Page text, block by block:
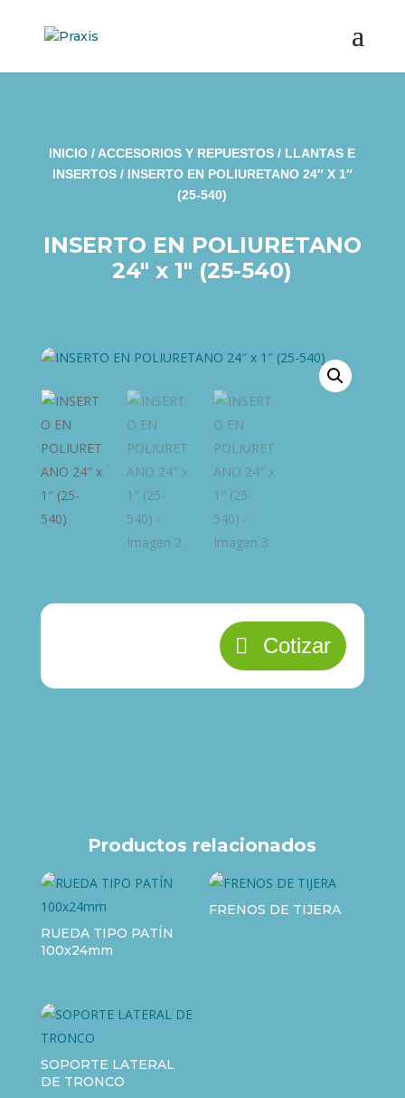
INICIO / ACCESORIOS Y REPUESTOS / LLANTAS E
INSERTOS/ INSERTO EN POLIURETANO 24″ X 1″
(25-540)
INSERTO EN POLIURETANO
24″ x 1″ (25-540)
Cotizar
Productos relacionados
RUEDA TIPO PATÍN
100x24mm
FRENOS DE TIJERA
SOPORTE LATERAL
DE TRONCO